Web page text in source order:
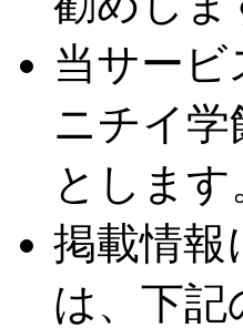
当サー
ニチイ
とします
掲載情報
は、下記